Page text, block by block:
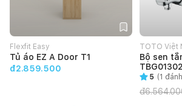
Flexfit Easy
Tủ áo EZ A Door T1
đ2.859.500
TOTO Việt
Bộ sen
5 (1
đ